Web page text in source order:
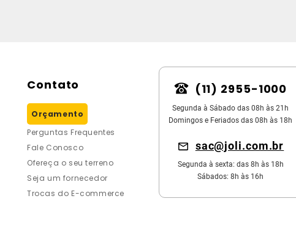
Contato
Orçamento
Perguntas Frequentes
Fale Conosco
Ofereça o seu terreno
Seja um fornecedor
Trocas do E-commerce
(11) 2955-1000
Segunda à Sábado das 08h às 21h
Domingos e Feriados das 08h às 18h
sac@joli.com.br
Segunda à sexta: das 8h às 18h
Sábados: 8h às 16h